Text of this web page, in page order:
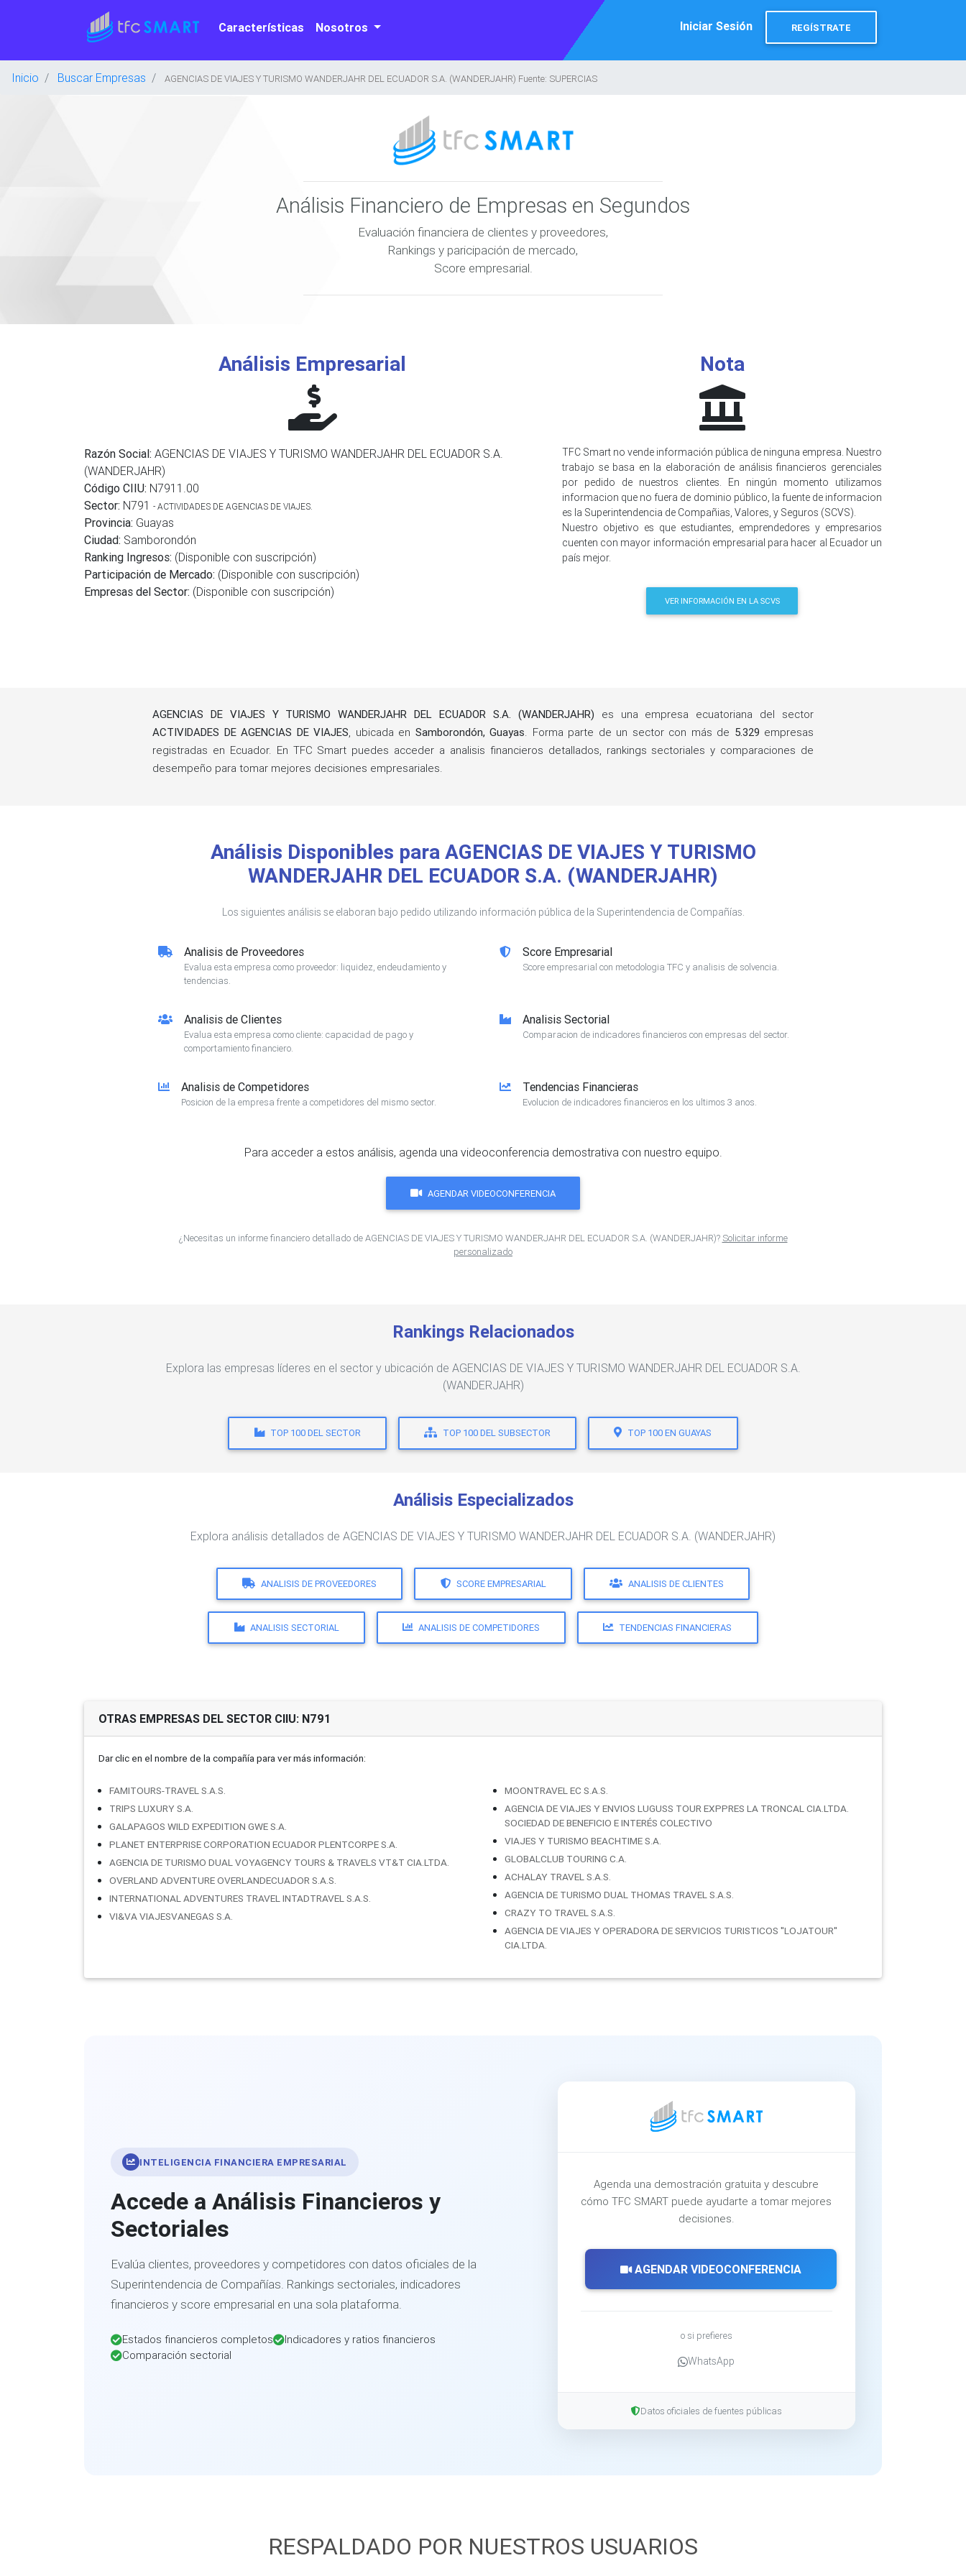
Características Nosotros Iniciar Sesión REGÍSTRATE
Inicio Buscar Empresas AGENCIAS DE VIAJES Y TURISMO WANDERJAHR DEL ECUADOR S.A. (WANDERJAHR) Fuente: SUPERCIAS
Análisis Financiero de Empresas en Segundos
Evaluación financiera de clientes y proveedores,
Rankings y paricipación de mercado,
Score empresarial.
Análisis Empresarial
Razón Social: AGENCIAS DE VIAJES Y TURISMO WANDERJAHR DEL ECUADOR S.A.
(WANDERJAHR)
Código CIIU: N7911.00
Sector: N791 - ACTIVIDADES DE AGENCIAS DE VIAJES.
Provincia: Guayas
Ciudad: Samborondón
Ranking Ingresos: (Disponible con suscripción)
Participación de Mercado: (Disponible con suscripción)
Empresas del Sector: (Disponible con suscripción)
Nota
TFC Smart no vende información pública de ninguna empresa. Nuestro
trabajo se basa en la elaboración de análisis financieros gerenciales
por pedido de nuestros clientes. En ningún momento utilizamos
informacion que no fuera de dominio público, la fuente de informacion
es la Superintendencia de Compañias, Valores, y Seguros (SCVS).
Nuestro objetivo es que estudiantes, emprendedores y empresarios
cuenten con mayor información empresarial para hacer al Ecuador un
país mejor.
VER INFORMACIÓN EN LA SCVS
AGENCIAS DE VIAJES Y TURISMO WANDERJAHR DEL ECUADOR S.A. (WANDERJAHR) es una empresa ecuatoriana del sector
ACTIVIDADES DE AGENCIAS DE VIAJES, ubicada en Samborondón, Guayas. Forma parte de un sector con más de 5.329 empresas
registradas en Ecuador. En TFC Smart puedes acceder a analisis financieros detallados, rankings sectoriales y comparaciones de
desempeño para tomar mejores decisiones empresariales.
Análisis Disponibles para AGENCIAS DE VIAJES Y TURISMO
WANDERJAHR DEL ECUADOR S.A. (WANDERJAHR)
Los siguientes análisis se elaboran bajo pedido utilizando información pública de la Superintendencia de Compañías.
Analisis de Proveedores
Evalua esta empresa como proveedor: liquidez, endeudamiento y
tendencias.
Score Empresarial
Score empresarial con metodologia TFC y analisis de solvencia.
Analisis de Clientes
Evalua esta empresa como cliente: capacidad de pago y
comportamiento financiero.
Analisis Sectorial
Comparacion de indicadores financieros con empresas del sector.
Analisis de Competidores
Posicion de la empresa frente a competidores del mismo sector.
Tendencias Financieras
Evolucion de indicadores financieros en los ultimos 3 anos.
Para acceder a estos análisis, agenda una videoconferencia demostrativa con nuestro equipo.
AGENDAR VIDEOCONFERENCIA
¿Necesitas un informe financiero detallado de AGENCIAS DE VIAJES Y TURISMO WANDERJAHR DEL ECUADOR S.A. (WANDERJAHR)? Solicitar informe
personalizado
Rankings Relacionados
Explora las empresas líderes en el sector y ubicación de AGENCIAS DE VIAJES Y TURISMO WANDERJAHR DEL ECUADOR S.A.
(WANDERJAHR)
TOP 100 DEL SECTOR TOP 100 DEL SUBSECTOR TOP 100 EN GUAYAS
Análisis Especializados
Explora análisis detallados de AGENCIAS DE VIAJES Y TURISMO WANDERJAHR DEL ECUADOR S.A. (WANDERJAHR)
ANALISIS DE PROVEEDORES SCORE EMPRESARIAL ANALISIS DE CLIENTES
ANALISIS SECTORIAL ANALISIS DE COMPETIDORES TENDENCIAS FINANCIERAS
OTRAS EMPRESAS DEL SECTOR CIIU: N791
Dar clic en el nombre de la compañí­a para ver más información:
FAMITOURS-TRAVEL S.A.S.
TRIPS LUXURY S.A.
GALAPAGOS WILD EXPEDITION GWE S.A.
PLANET ENTERPRISE CORPORATION ECUADOR PLENTCORPE S.A.
AGENCIA DE TURISMO DUAL VOYAGENCY TOURS & TRAVELS VT&T CIA.LTDA.
OVERLAND ADVENTURE OVERLANDECUADOR S.A.S.
INTERNATIONAL ADVENTURES TRAVEL INTADTRAVEL S.A.S.
VI&VA VIAJESVANEGAS S.A.
MOONTRAVEL EC S.A.S.
AGENCIA DE VIAJES Y ENVIOS LUGUSS TOUR EXPPRES LA TRONCAL CIA.LTDA.
SOCIEDAD DE BENEFICIO E INTERÉS COLECTIVO
VIAJES Y TURISMO BEACHTIME S.A.
GLOBALCLUB TOURING C.A.
ACHALAY TRAVEL S.A.S.
AGENCIA DE TURISMO DUAL THOMAS TRAVEL S.A.S.
CRAZY TO TRAVEL S.A.S.
AGENCIA DE VIAJES Y OPERADORA DE SERVICIOS TURISTICOS ''LOJATOUR''
CIA.LTDA.
INTELIGENCIA FINANCIERA EMPRESARIAL
Accede a Análisis Financieros y
Sectoriales
Evalúa clientes, proveedores y competidores con datos oficiales de la
Superintendencia de Compañías. Rankings sectoriales, indicadores
financieros y score empresarial en una sola plataforma.
Estados financieros completos
Indicadores y ratios financieros
Comparación sectorial
Agenda una demostración gratuita y descubre
cómo TFC SMART puede ayudarte a tomar mejores
decisiones.
AGENDAR VIDEOCONFERENCIA
o si prefieres
WhatsApp
Datos oficiales de fuentes públicas
RESPALDADO POR NUESTROS USUARIOS